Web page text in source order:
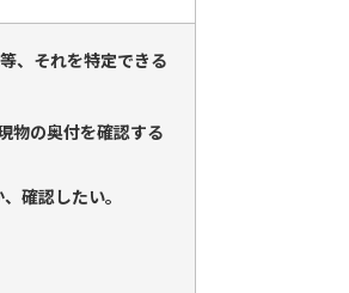
、それを特定できる
の奥付を確認する
確認したい。